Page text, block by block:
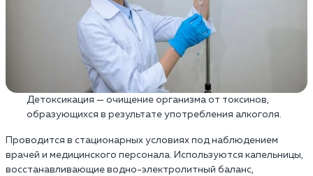
Детоксикация — очищение организма от токсинов,
образующихся в результате употребления алкоголя.
Проводится в стационарных условиях под наблюдением
врачей и медицинского персонала. Используются капельницы,
восстанавливающие водно-электролитный баланс,